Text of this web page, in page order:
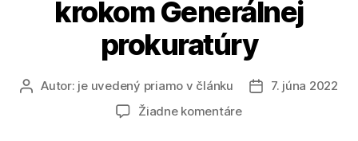
krokom Generálnej
prokuratúry
AutorAutor: je uvedený priamo v článku
Dátum
7. júna 2022
Žiadne komentárena